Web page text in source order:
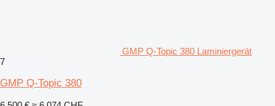
GMP Q-Topic 380 Laminiergerät
7
GMP Q-Topic 380